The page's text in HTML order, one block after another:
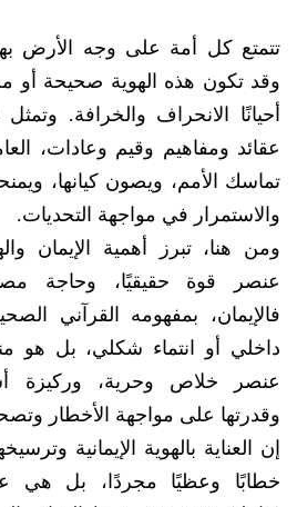
تتمتع كل أمة على وجه الأرض
وقد تكون هذه الهوية صحيحة أو
أحيانًا الانحراف والخرافة.
عقائد ومفاهيم وقيم وعادات،
تماسك الأمم، ويصون كيانها،
والاستمرار في مواجهة التحديات.
ومن هنا، تبرز أهمية الإيمان
عنصر قوة حقيقيًا، وحاجة
فالإيمان، بمفهومه القرآني
داخلي أو انتماء شكلي، بل هو
عنصر خلاص وحرية، وركيزة
وقدرتها على مواجهة الأخطار
إن العناية بالهوية الإيمانية
خطابًا وعظيًا مجردًا، بل هي